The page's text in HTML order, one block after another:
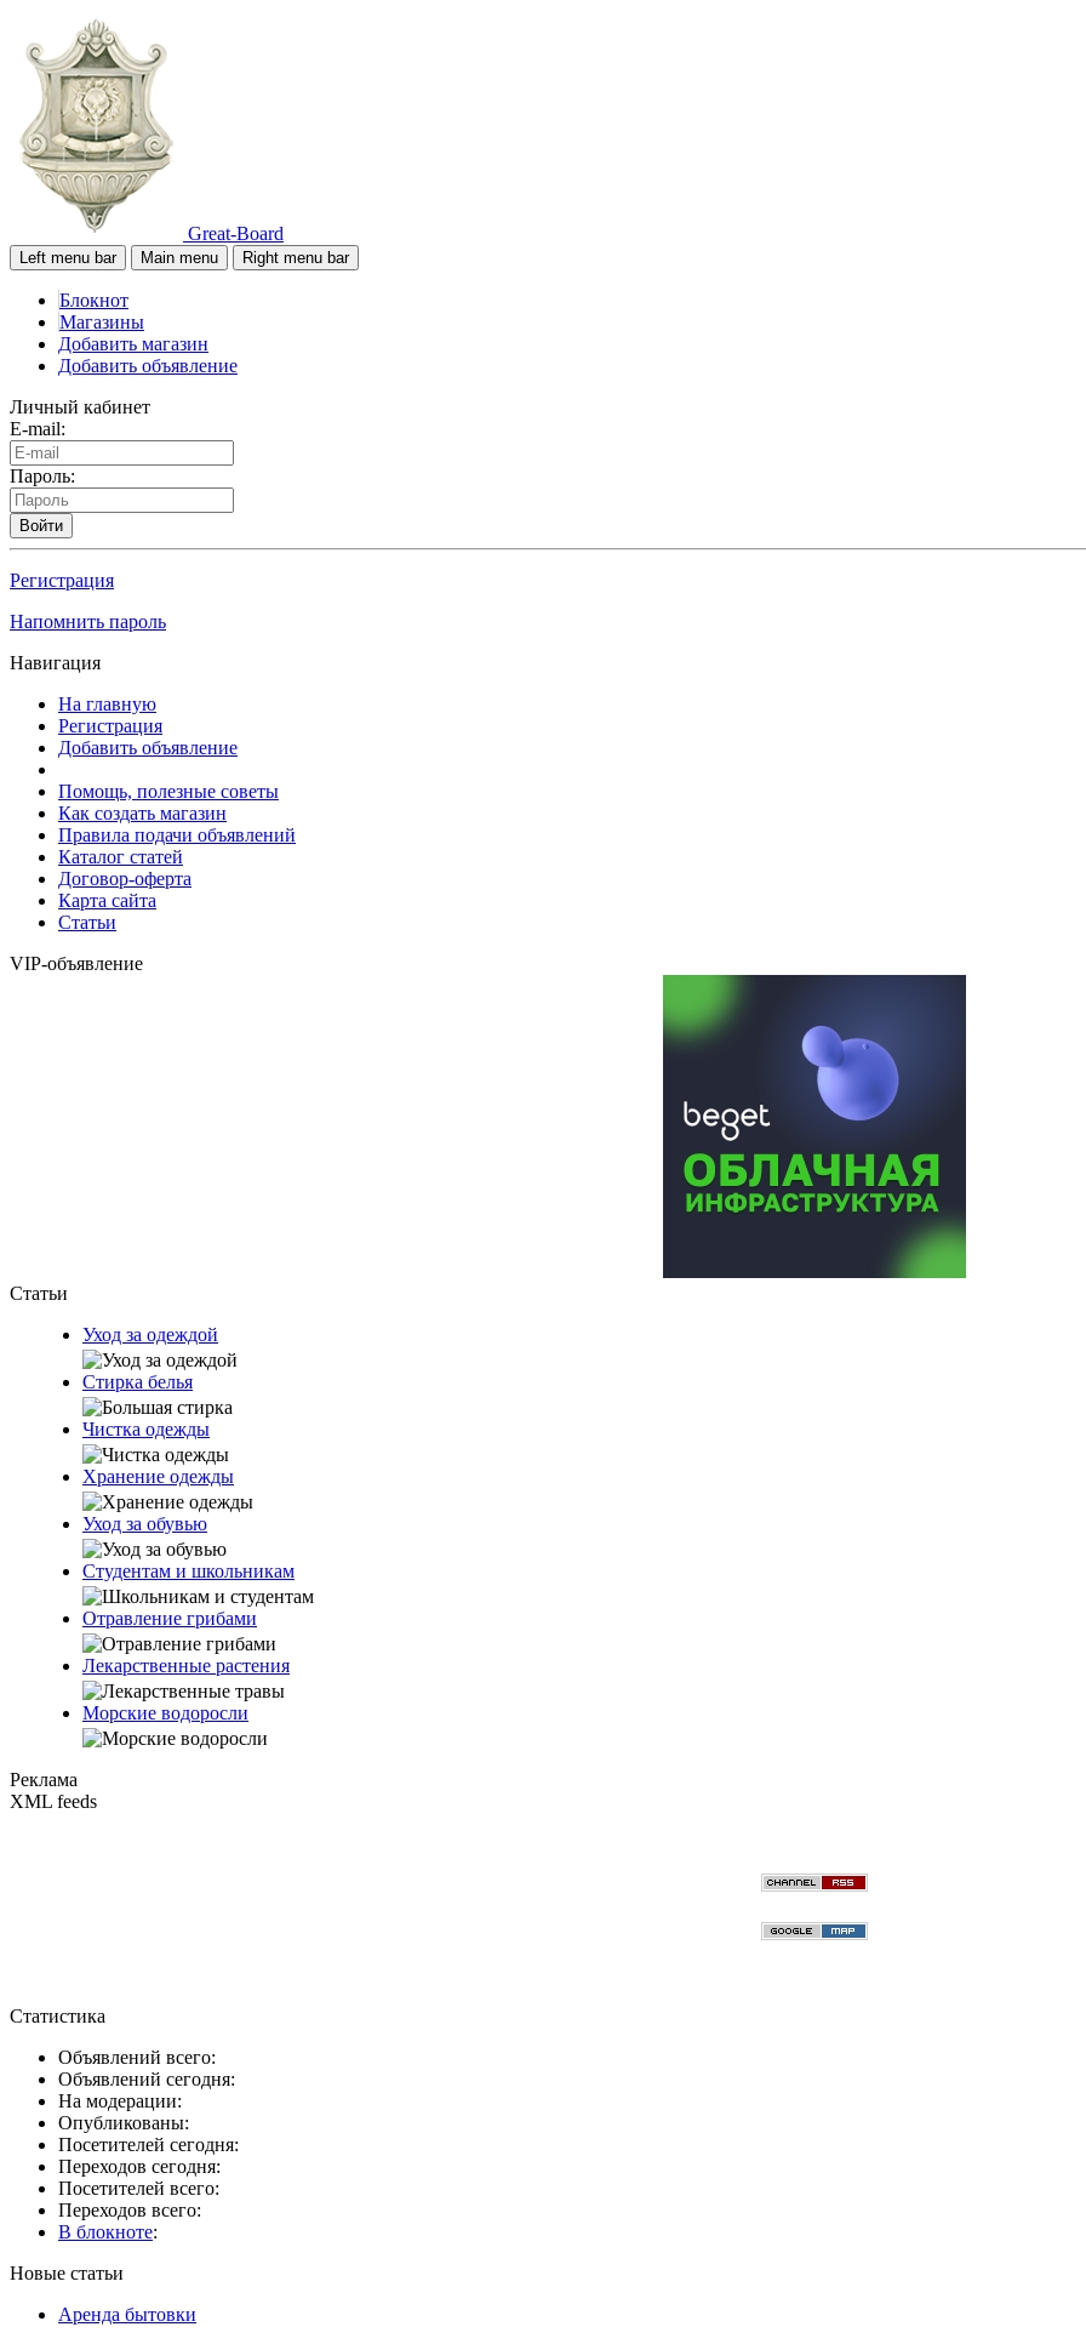
Great-Board
Left menu bar Main menu Right menu bar
Блокнот
Магазины
Добавить магазин
Добавить объявление
Личный кабинет
E-mail:
Пароль:
Войти
Регистрация
Напомнить пароль
Навигация
На главную
Регистрация
Добавить объявление
Помощь, полезные советы
Как создать магазин
Правила подачи объявлений
Каталог статей
Договор-оферта
Карта сайта
Статьи
VIP-объявление
Статьи
Уход за одеждой
Стирка белья
Чистка одежды
Хранение одежды
Уход за обувью
Студентам и школьникам
Отравление грибами
Лекарственные растения
Морские водоросли
Реклама
XML feeds
Статистика
Объявлений всего:
Объявлений сегодня:
На модерации:
Опубликованы:
Посетителей сегодня:
Переходов сегодня:
Посетителей всего:
Переходов всего:
В блокноте:
Новые статьи
Аренда бытовки